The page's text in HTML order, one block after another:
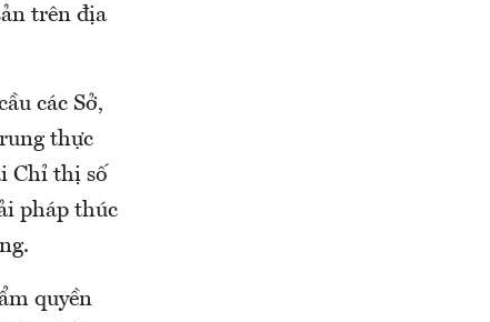
trên địa
các Sở,
thực
Chỉ thị số
pháp thúc
quyền